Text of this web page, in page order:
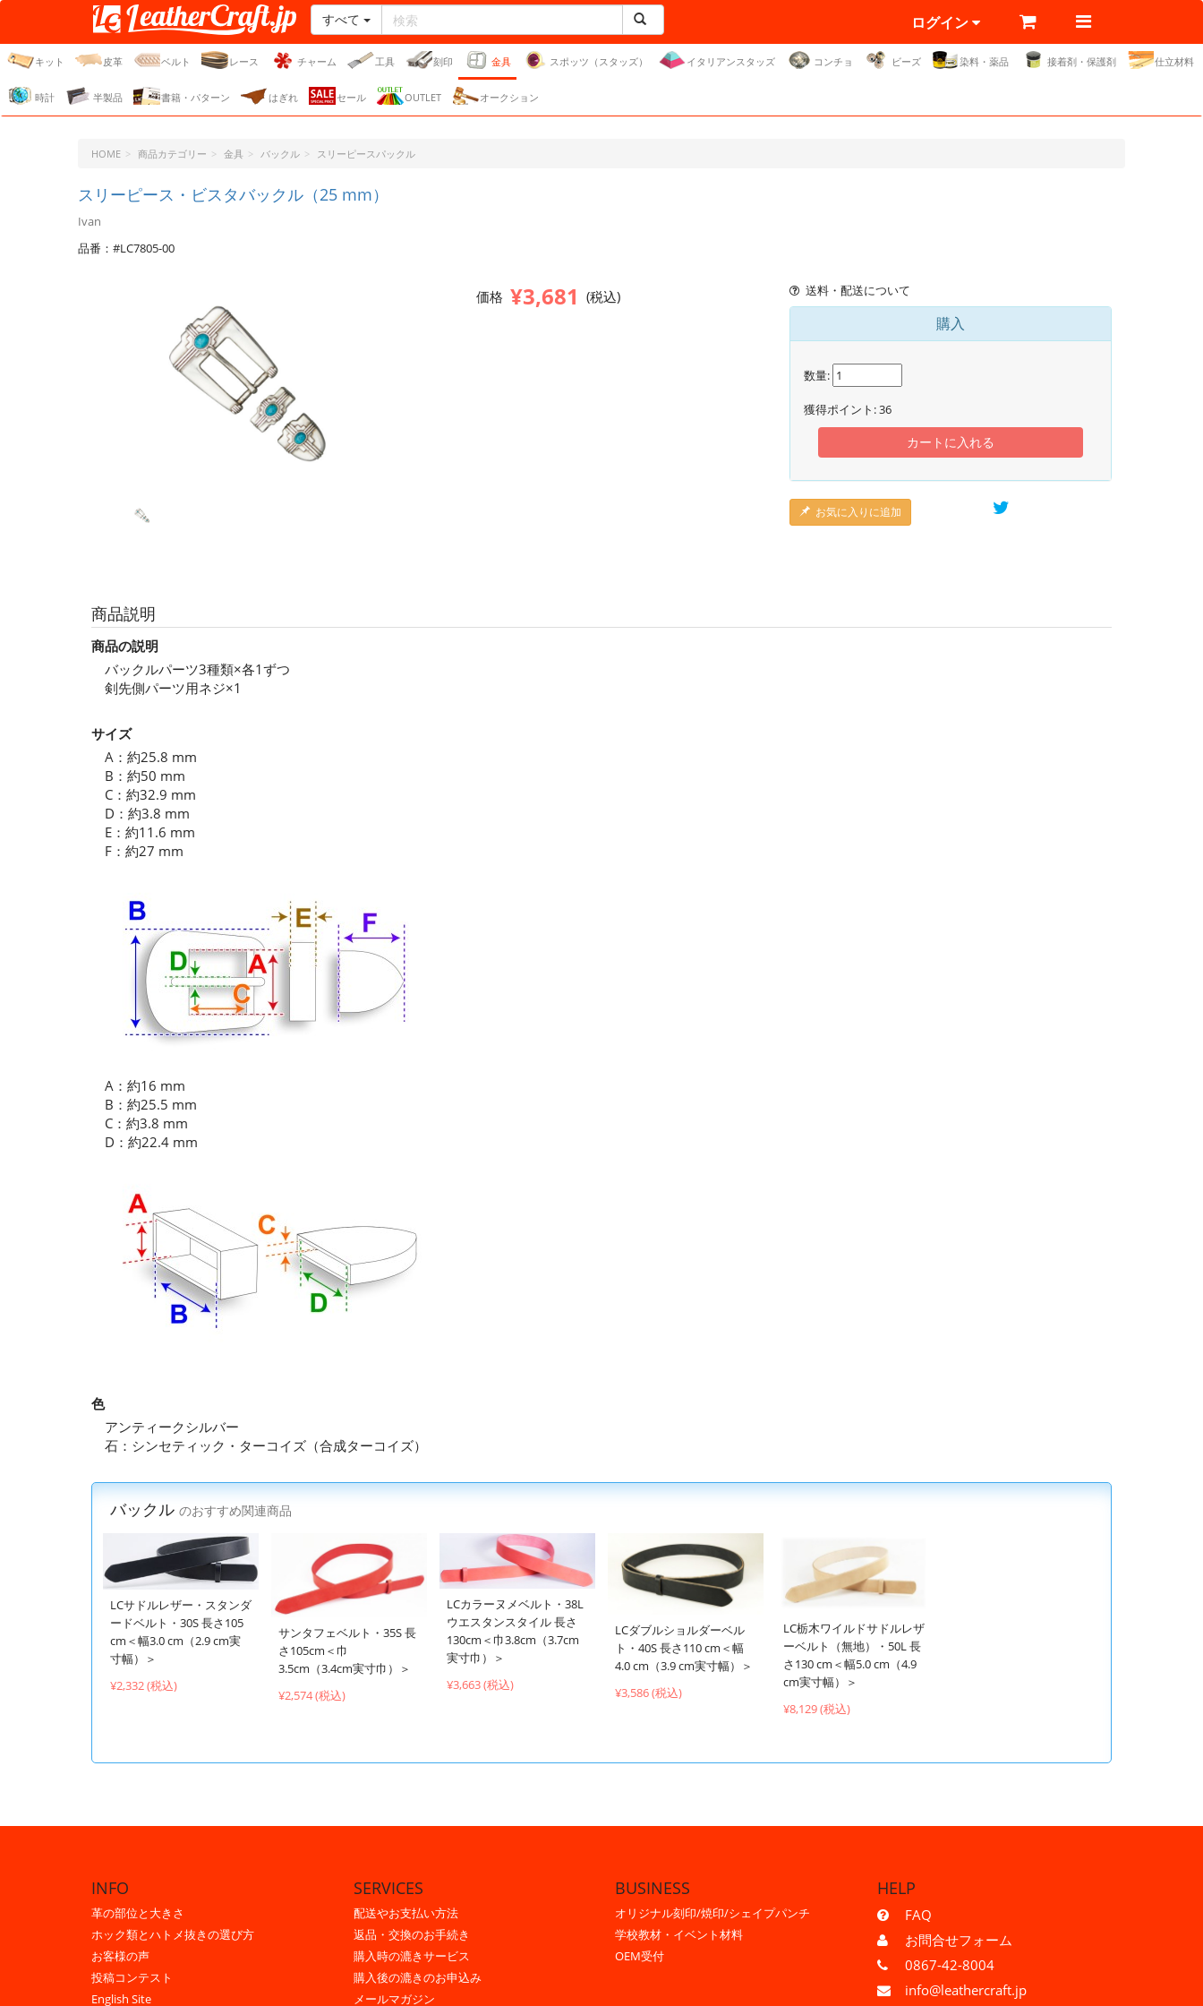
レザークラフト・ドット・
ジェーピー
すべて ログイン
キット 皮革 ベルト レース チャーム 工具 刻印 金具 スポッツ（スタッズ） イタリアンスタッズ コンチョ ビーズ 染料・薬品 接着剤・保護剤 仕立材料
時計 半製品 書籍・パターン はぎれ セール OUTLET オークション
HOME 商品カテゴリー 金具 バックル スリーピースパックル
スリーピース・ビスタバックル（25 mm）
Ivan
品番：#LC7805-00
価格 ¥3,681 (税込) 送料・配送について
購入
数量:
獲得ポイント:36
カートに入れる
お気に入りに追加
商品説明
商品の説明
バックルパーツ3種類×各1ずつ
剣先側パーツ用ネジ×1
サイズ
A：約25.8 mm
B：約50 mm
C：約32.9 mm
D：約3.8 mm
E：約11.6 mm
F：約27 mm
A：約16 mm
B：約25.5 mm
C：約3.8 mm
D：約22.4 mm
色
アンティークシルバー
石：シンセティック・ターコイズ（合成ターコイズ）
バックル のおすすめ関連商品
LCサドルレザー・スタンダ
ードベルト・30S 長さ105
cm＜幅3.0 cm（2.9 cm実
寸幅）＞
¥2,332 (税込)
サンタフェベルト・35S 長
さ105cm＜巾
3.5cm（3.4cm実寸巾）＞
¥2,574 (税込)
LCカラーヌメベルト・38L
ウエスタンスタイル 長さ
130cm＜巾3.8cm（3.7cm
実寸巾）＞
¥3,663 (税込)
LCダブルショルダーベル
ト・40S 長さ110 cm＜幅
4.0 cm（3.9 cm実寸幅）＞
¥3,586 (税込)
LC栃木ワイルドサドルレザ
ーベルト（無地）・50L 長
さ130 cm＜幅5.0 cm（4.9
cm実寸幅）＞
¥8,129 (税込)
INFO
革の部位と大きさ
ホック類とハトメ抜きの選び方
お客様の声
投稿コンテスト
English Site
SERVICES
配送やお支払い方法
返品・交換のお手続き
購入時の漉きサービス
購入後の漉きのお申込み
メールマガジン
BUSINESS
オリジナル刻印/焼印/シェイプパンチ
学校教材・イベント材料
OEM受付
HELP
FAQ
お問合せフォーム
0867-42-8004
info@leathercraft.jp